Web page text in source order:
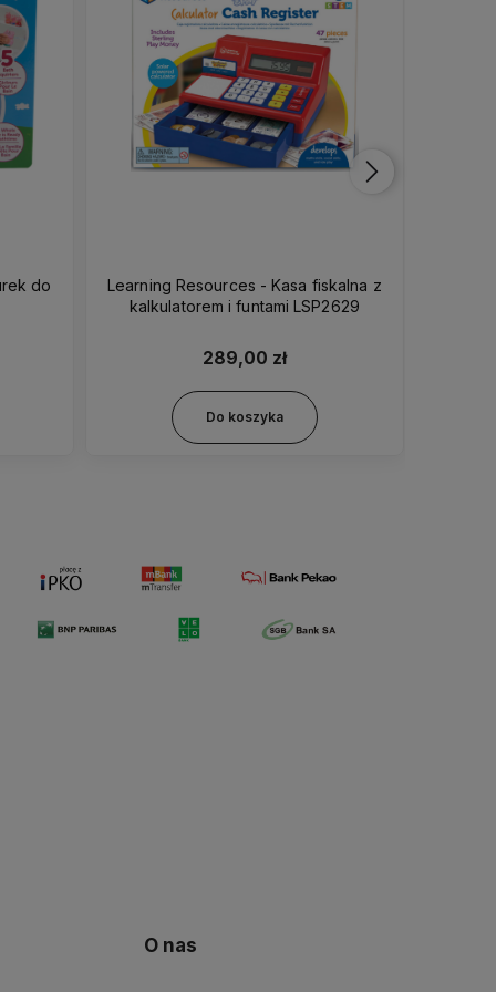
do
Learning Resources - Kasa fiskalna z
kalkulatorem i funtami LSP2629
289,00 zł
Do koszyka
O nas